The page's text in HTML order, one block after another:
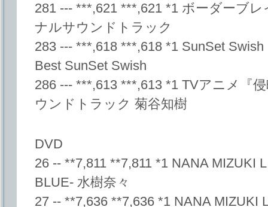
281 --- ***,621 ***,621 *1 ボーダーブ
ナルサウンドトラック
283 --- ***,618 ***,618 *1 SunSet
Best SunSet Swish
286 --- ***,613 ***,613 *1 TVアニメ『
ウンドトラック 菊谷知樹
DVD
26 -- **7,811 **7,811 *1 NANA MIZUKI
BLUE- 水樹奈々
27 -- **7,636 **7,636 *1 NANA MIZUKI